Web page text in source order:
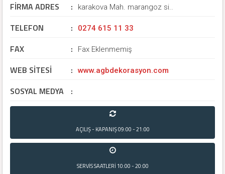
FİRMA ADRES : karakova Mah. marangoz si..
TELEFON : 0274 615 11 33
FAX : Fax Eklenmemiş
WEB SİTESİ : www.agbdekorasyon.com
SOSYAL MEDYA :
AÇILIŞ - KAPANIŞ09:00 - 21:00
SERVİS SAATLERİ 10:00 - 20:00